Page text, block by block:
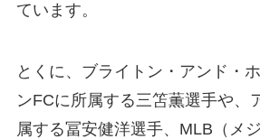
ています。
とくに、ブライトン・アンド・
ンFCに所属する三笘薫選手や、
属する冨安健洋選手、MLB（メ